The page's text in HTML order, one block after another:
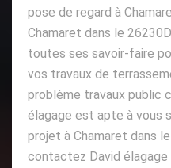
pose de regard à
Chamaret dans le
toutes ses savoir-faire
vos travaux de
problème travaux public
élagage est apte à vous
projet à Chamaret dans
contactez David élagage